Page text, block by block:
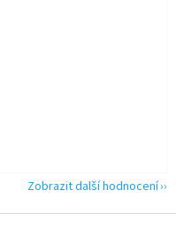
z 5 hvězdiček.
Zobrazit další hodnocení